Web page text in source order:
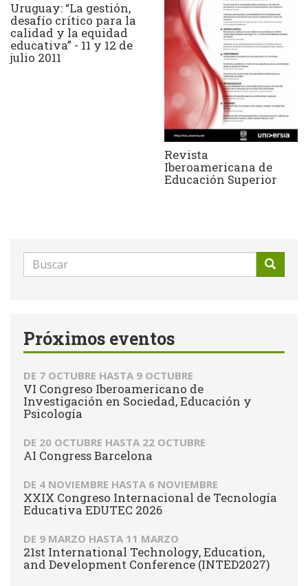
Uruguay: “La gestión,
desafío crítico para la
calidad y la equidad
educativa” - 11 y 12 de
julio 2011
Revista
Iberoamericana de
Educación Superior
Formulario
de
Próximos eventos
DE 7 OCTUBRE HASTA 9 OCTUBRE
VI Congreso Iberoamericano de
Investigación en Sociedad, Educación y
Psicología
DE 20 OCTUBRE HASTA 22 OCTUBRE
AI Congress Barcelona
DE 4 NOVIEMBRE HASTA 6 NOVIEMBRE
XXIX Congreso Internacional de Tecnología
Educativa EDUTEC 2026
DE 9 MARZO HASTA 11 MARZO
21st International Technology, Education,
and Development Conference (INTED2027)